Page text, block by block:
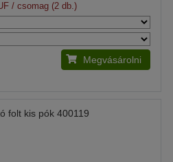
/ csomag (2 db.)
Megvásárolni
folt kis pók 400119